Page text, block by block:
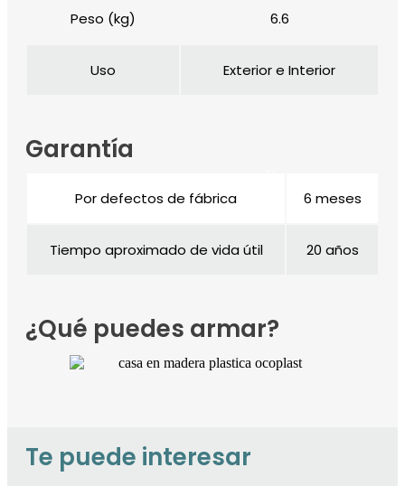
Peso (kg) 6.6
Uso Exterior e Interior
Garantía
Por defectos de fábrica 6 meses
Tiempo aproximado de vida útil 20 años
¿Qué puedes armar?
Te puede interesar